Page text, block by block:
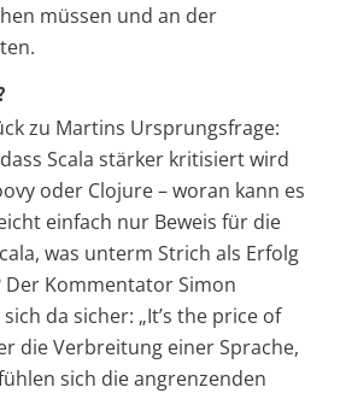
müssen und an der
zu Martins Ursprungsfrage:
Scala stärker kritisiert wird
oder Clojure – woran kann es
einfach nur Beweis für die
was unterm Strich als Erfolg
Der Kommentator Simon
da sicher: „It’s the price of
die Verbreitung einer Sprache,
sich die angrenzenden